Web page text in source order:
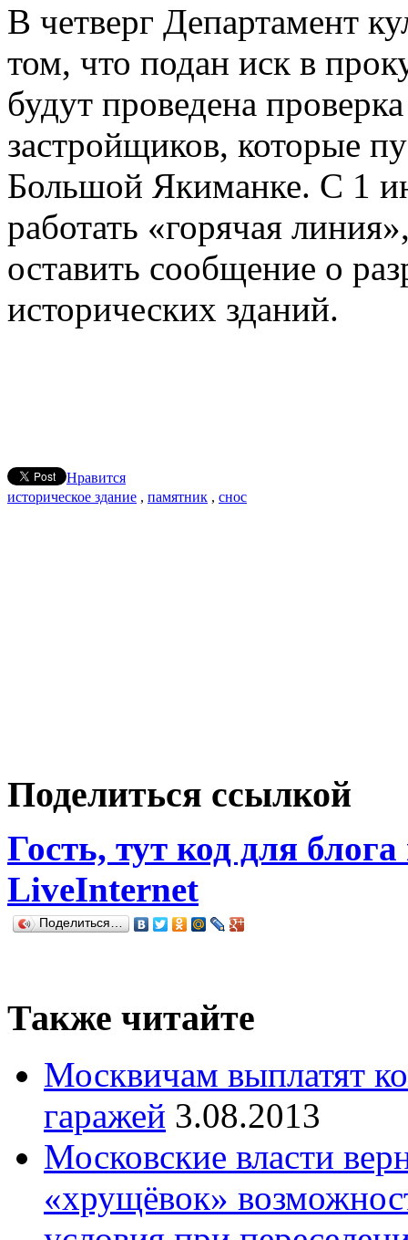
В четверг Департамент
том, что подан иск в
будут проведена
застройщиков, которые
Большой Якиманке. С 1
работать «горячая
оставить сообщение о
исторических зданий.
Нравится
историческое здание , памятник , снос
Поделиться ссылкой
Гость, тут код для
LiveInternet
Поделиться…
Также читайте
Москвичам выплатят
гаражей 3.08.2013
Московские власти
«хрущёвок»